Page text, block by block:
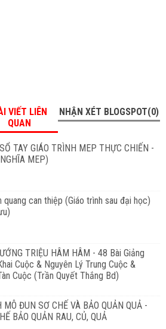
VIẾT LIÊN
QUAN
NHẬN XÉT BLOGSPOT(0)
TAY GIÁO TRÌNH MEP THỰC CHIẾN -
MEP)
quang can thiệp (Giáo trình sau đại học)
TRIỆU HÂM HÂM - 48 Bài Giảng
Cuộc & Nguyên Lý Trung Cuộc &
Cuộc (Trần Quyết Thắng Bd)
MÔ ĐUN SƠ CHẾ VÀ BẢO QUẢN QUẢ -
BẢO QUẢN RAU, CỦ, QUẢ